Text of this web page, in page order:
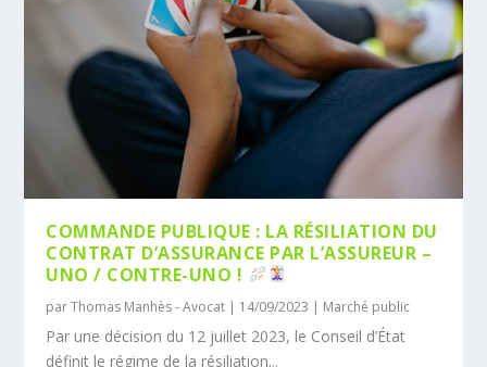
COMMANDE PUBLIQUE : LA RÉSILIATION DU
CONTRAT D’ASSURANCE PAR L’ASSUREUR –
UNO / CONTRE-UNO !
parThomas Manhès - Avocat | 14/09/2023 | Marché public
Par une décision du 12 juillet 2023, le Conseil d’État
définit le régime de la résiliation...